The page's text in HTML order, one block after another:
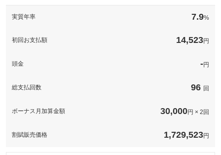
備考
望の機種がある場合、追加費用がかかります。ご了承ください。
実質年率 7.9%
初回お支払額 14,523円
頭金 -円
総支払回数 96 回
ボーナス月加算金額 30,000円 × 2回
割賦販売価格 1,729,523円